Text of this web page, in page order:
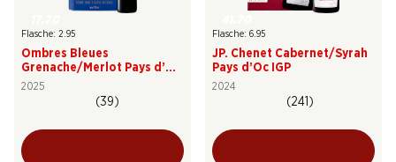
Flasche: 2.95
Ombres Bleues
Grenache/Merlot Pays d’Oc
IGP
2025
(39)
Flasche: 6.95
JP. Chenet Cabernet/Syrah
Pays d’Oc IGP
2024
(241)